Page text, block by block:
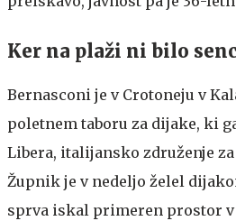
Ker na plaži ni bilo
Bernasconi je v Crotoneju v
poletnem taboru za dijake, ki
Libera, italijansko združenje
Župnik je v nedeljo želel
sprva iskal primeren prostor v